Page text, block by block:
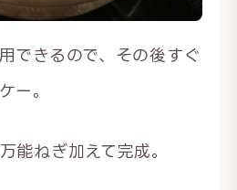
できるので、その後すぐ
ー。
能ねぎ加えて完成。